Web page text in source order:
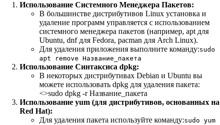
Использование Системного Менеджера Пакетов:
В большинстве дистрибутивов Linux установка и
удаление программ управляется с использованием
системного менеджера пакетов (например, apt для
Ubuntu, dnf для Fedora, pacman для Arch Linux).
Для удаления приложения выполните команду:sudo
apt remove Название_пакета
Использование Синтаксиса dpkg:
В некоторых дистрибутивах Debian и Ubuntu вы
можете использовать dpkg для удаления пакета:
<>sudo dpkg -r Название_пакета
Использование yum (для дистрибутивов, основанных на
Red Hat):
Для удаления пакета используйте команду:sudo yum